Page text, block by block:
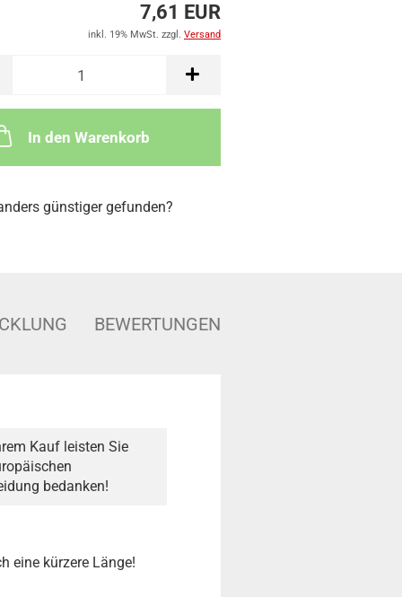
7,61 EUR
inkl. 19% MwSt. zzgl. Versand
In den Warenkorb
günstiger gefunden?
BEWERTUNGEN
Kauf leisten Sie
bedanken!
eine kürzere Länge!